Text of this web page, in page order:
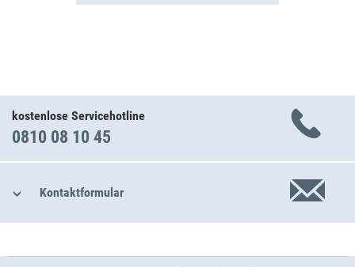
kostenlose Servicehotline
0810 08 10 45
Kontaktformular